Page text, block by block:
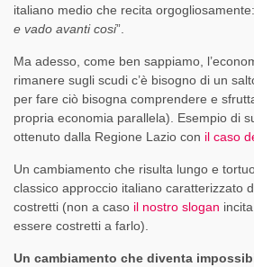
italiano medio che recita orgogliosamente:
e vado avanti cosi”.
Ma adesso, come ben sappiamo,
rimanere sugli scudi c’è bisogno di un
per fare ciò bisogna comprendere e
propria economia parallela). Esempio di
ottenuto dalla Regione Lazio con il caso
Un cambiamento che risulta lungo e
classico approccio italiano caratterizzato
costretti (non a caso il nostro slogan
essere costretti a farlo).
Un cambiamento che diventa